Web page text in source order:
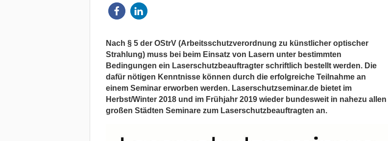
Nach § 5 der OStrV (Arbeitsschutzverordnung zu künstlicher optischer
Strahlung) muss bei beim Einsatz von Lasern unter bestimmten
Bedingungen ein Laserschutzbeauftragter schriftlich bestellt werden. Die
dafür nötigen Kenntnisse können durch die erfolgreiche Teilnahme an
einem Seminar erworben werden. Laserschutzseminar.de bietet im
Herbst/Winter 2018 und im Frühjahr 2019 wieder bundesweit in nahezu allen
großen Städten Seminare zum Laserschutzbeauftragten an.